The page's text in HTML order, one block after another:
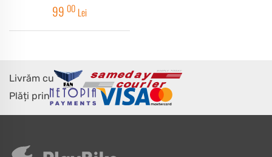
99 00 Lei
Livrăm cu
Plăți prin